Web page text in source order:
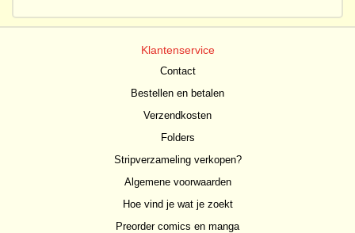
Klantenservice
Contact
Bestellen en betalen
Verzendkosten
Folders
Stripverzameling verkopen?
Algemene voorwaarden
Hoe vind je wat je zoekt
Preorder comics en manga